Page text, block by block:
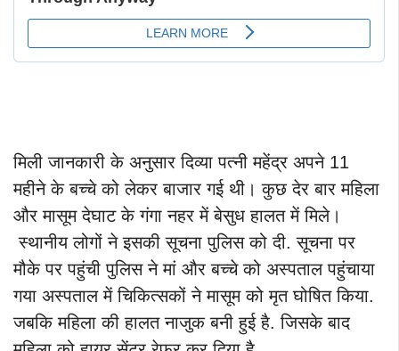
मिली जानकारी के अनुसार दिव्या पत्नी महेंद्र अपने 11
महीने के बच्चे को लेकर बाजार गई थी। कुछ देर बार महिला
और मासूम देघाट के गंगा नहर में बेसुध हालत में मिले।
स्थानीय लोगों ने इसकी सूचना पुलिस को दी. सूचना पर
मौके पर पहुंची पुलिस ने मां और बच्चे को अस्पताल पहुंचाया
गया अस्पताल में चिकित्सकों ने मासूम को मृत घोषित किया.
जबकि महिला की हालत नाजुक बनी हुई है. जिसके बाद